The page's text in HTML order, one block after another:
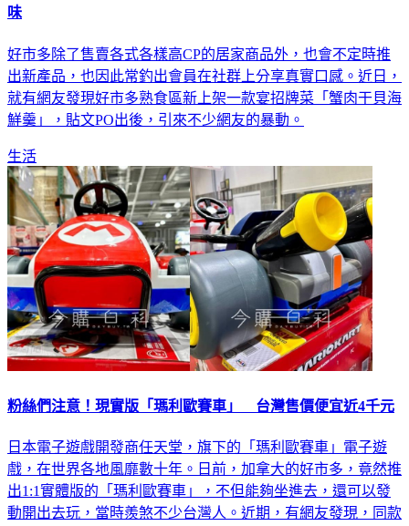
味
好市多除了售賣各式各樣高CP的居家商品外，也會不定時推
出新產品，也因此常釣出會員在社群上分享真實口感。近日，
就有網友發現好市多熟食區新上架一款宴招牌菜「蟹肉干貝海
鮮羹」，貼文PO出後，引來不少網友的暴動。
生活
粉絲們注意！現實版「瑪利歐賽車」 台灣售價便宜近4千元
日本電子遊戲開發商任天堂，旗下的「瑪利歐賽車」電子遊
戲，在世界各地風靡數十年。日前，加拿大的好市多，竟然推
出1:1實體版的「瑪利歐賽車」，不但能夠坐進去，還可以發
動開出去玩，當時羨煞不少台灣人。近期，有網友發現，同款